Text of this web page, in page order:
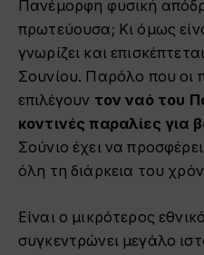
Πανέμορφη φυσική
πρωτεύουσα; Κι όμως
γνωρίζει και
Σουνίου. Παρόλο που οι
επιλέγουν τον ναό του
κοντινές παραλίες για
Σούνιο έχει να
όλη τη διάρκεια του
Είναι ο μικρότερος
συγκεντρώνει μεγάλο